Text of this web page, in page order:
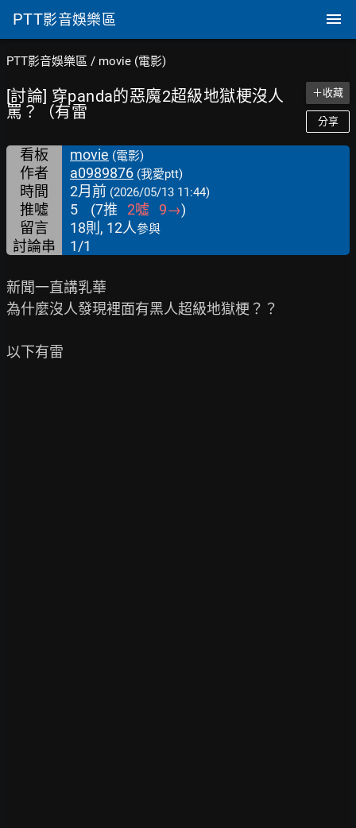
PTT影音娛樂區
PTT影音娛樂區 / movie (電影)
[討論] 穿panda的惡魔2超級地獄梗沒人
罵？（有雷
＋收藏
分享
看板 movie (電影)
作者 a0989876 (我愛ptt)
時間 2月前 (2026/05/13 11:44)
推噓 5 (7推 2噓 9→)
留言
18則, 12人參與
討論串 1/1
新聞一直講乳華
為什麼沒人發現裡面有黑人超級地獄梗？？
以下有雷